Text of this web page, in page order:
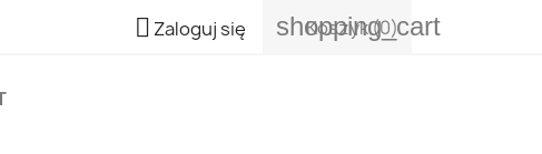
 Zaloguj się shopping_cart
Koszyk(0)